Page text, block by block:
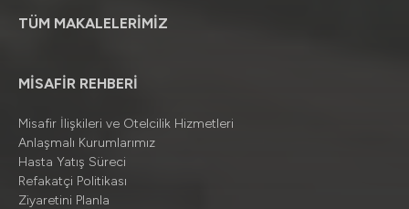
TÜM MAKALELERİMİZ
MİSAFİR REHBERİ
Misafir İlişkileri ve Otelcilik Hizmetleri
Anlaşmalı Kurumlarımız
Hasta Yatış Süreci
Refakatçi Politikası
Ziyaretini Planla